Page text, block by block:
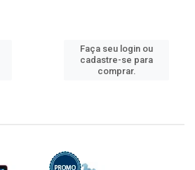
Faça seu login ou
cadastre-se para
comprar.